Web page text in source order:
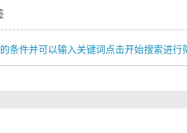
条件并可以输入关键词点击开始搜索进行